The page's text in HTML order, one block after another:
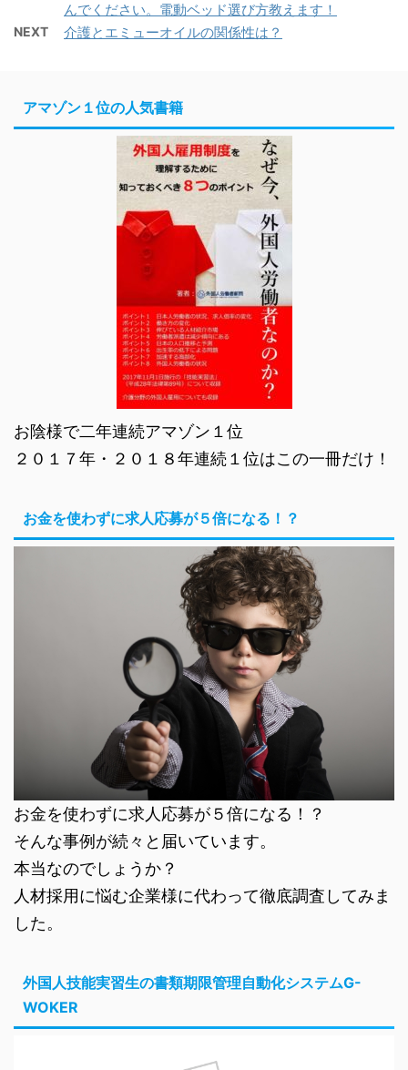
んでください。電動ベッド選び方教えます！
NEXT 介護とエミューオイルの関係性は？
アマゾン１位の人気書籍
お陰様で二年連続アマゾン１位
２０１７年・２０１８年連続１位はこの一冊だけ！
お金を使わずに求人応募が５倍になる！？
お金を使わずに求人応募が５倍になる！？
そんな事例が続々と届いています。
本当なのでしょうか？
人材採用に悩む企業様に代わって徹底調査してみま
した。
外国人技能実習生の書類期限管理自動化システムG-
WOKER